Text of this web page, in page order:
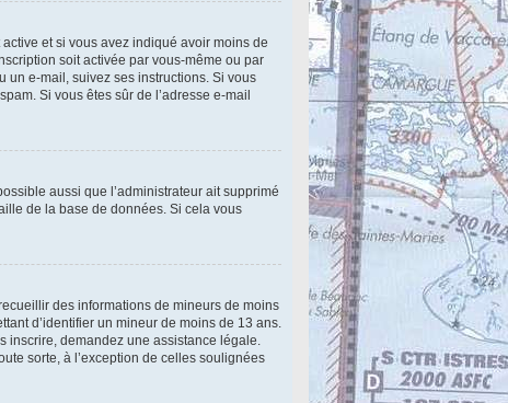
et si vous avez indiqué avoir moins de
soit activée par vous-même ou par
un e-mail, suivez ses instructions. Si vous
Si vous êtes sûr de l’adresse e-mail
aussi que l’administrateur ait supprimé
de la base de données. Si cela vous
des informations de mineurs de moins
d’identifier un mineur de moins de 13 ans.
inscrire, demandez une assistance légale.
sorte, à l’exception de celles soulignées